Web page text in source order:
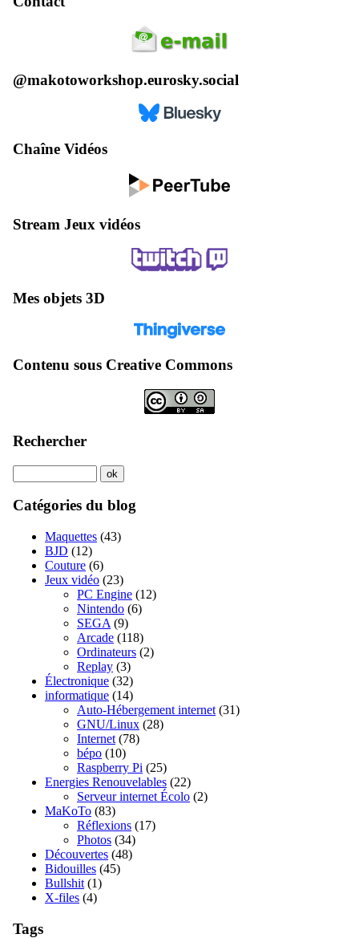
@makotoworkshop.eurosky.social
Chaîne Vidéos
Stream Jeux vidéos
Mes objets 3D
Contenu sous Creative Commons
Rechercher
Catégories du blog
Maquettes (43)
BJD (12)
Couture (6)
Jeux vidéo (23)
PC Engine (12)
Nintendo (6)
SEGA (9)
Arcade (118)
Ordinateurs (2)
Replay (3)
Électronique (32)
informatique (14)
Auto-Hébergement internet (31)
GNU/Linux (28)
Internet (78)
bépo (10)
Raspberry Pi (25)
Energies Renouvelables (22)
Serveur internet Écolo (2)
MaKoTo (83)
Réflexions (17)
Photos (34)
Découvertes (48)
Bidouilles (45)
Bullshit (1)
X-files (4)
Tags